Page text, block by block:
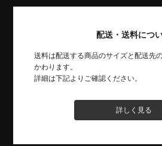
配送・送料につ
送料は配送する商品のサイズと配送先
かわります。
詳細は下記よりご確認ください。
詳しく見る